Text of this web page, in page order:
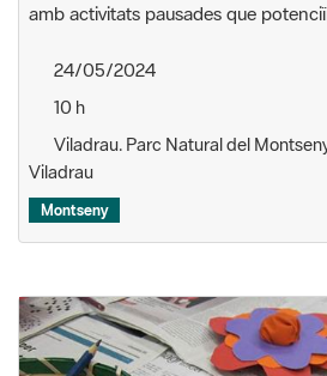
amb activitats pausades que
24/05/2024
10 h
Viladrau. Parc Natural del
Viladrau
Montseny